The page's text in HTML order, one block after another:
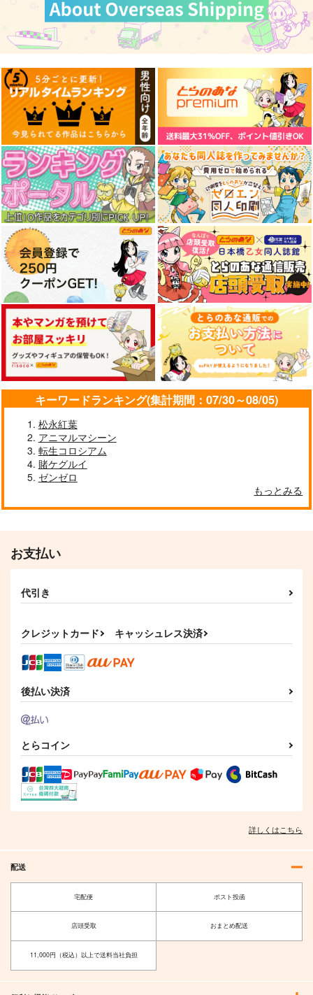
キーワードランキング(集計期間：07/30～08/05)
松永紅葉
アニマルマシーン
転生コロシアム
賭ケグルイ
ゼンゼロ
もっとみる
お支払い
代引き
クレジットカード キャッシュレス決済
後払い決済
とらコイン
詳しくはこちら
配送
宅配便 ポスト投函
店頭受取 おまとめ配送
11,000円（税込）以上で送料当社負担